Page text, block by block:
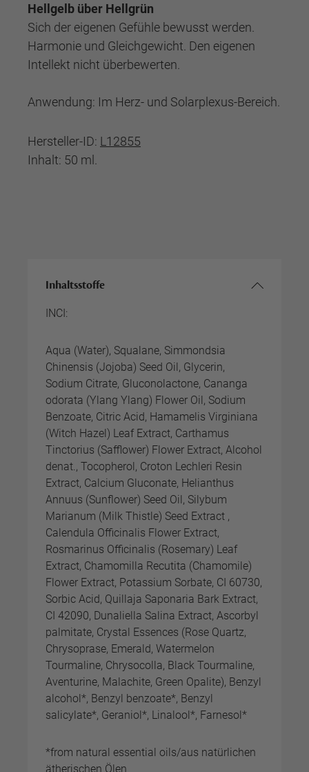
Hellgelb über Hellgrün
Sich der eigenen Gefühle bewusst werden.
Harmonie und Gleichgewicht. Den eigenen
Intellekt nicht überbewerten.
Anwendung: Im Herz- und Solarplexus-Bereich.
Hersteller-ID: L12855
Inhalt: 50 ml.
Inhaltsstoffe
INCI:
Aqua (Water), Squalane, Simmondsia
Chinensis (Jojoba) Seed Oil, Glycerin,
Sodium Citrate, Gluconolactone, Cananga
odorata (Ylang Ylang) Flower Oil, Sodium
Benzoate, Citric Acid, Hamamelis Virginiana
(Witch Hazel) Leaf Extract, Carthamus
Tinctorius (Safflower) Flower Extract, Alcohol
denat., Tocopherol, Croton Lechleri Resin
Extract, Calcium Gluconate, Helianthus
Annuus (Sunflower) Seed Oil, Silybum
Marianum (Milk Thistle) Seed Extract ,
Calendula Officinalis Flower Extract,
Rosmarinus Officinalis (Rosemary) Leaf
Extract, Chamomilla Recutita (Chamomile)
Flower Extract, Potassium Sorbate, CI 60730,
Sorbic Acid, Quillaja Saponaria Bark Extract,
CI 42090, Dunaliella Salina Extract, Ascorbyl
palmitate, Crystal Essences (Rose Quartz,
Chrysoprase, Emerald, Watermelon
Tourmaline, Chrysocolla, Black Tourmaline,
Aventurine, Malachite, Green Opalite), Benzyl
alcohol*, Benzyl benzoate*, Benzyl
salicylate*, Geraniol*, Linalool*, Farnesol*
*from natural essential oils/aus natürlichen
ätherischen Ölen